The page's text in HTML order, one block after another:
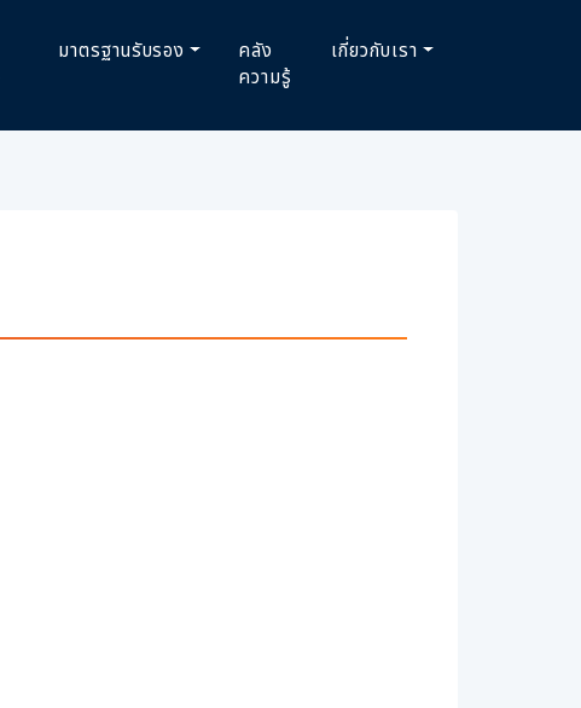
มาตรฐานรับรอง
คลัง
ความรู้
เกี่ยวกับเรา